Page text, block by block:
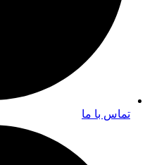
تماس با ما